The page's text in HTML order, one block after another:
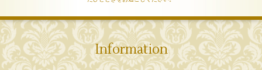
Information